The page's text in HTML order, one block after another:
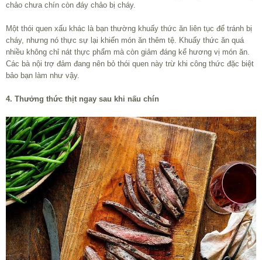
chảo chưa chín còn đáy chảo bị cháy.
Một thói quen xấu khác là bạn thường khuấy thức ăn liên tục để tránh bị
cháy, nhưng nó thực sự lại khiến món ăn thêm tệ. Khuấy thức ăn quá
nhiều không chỉ nát thực phẩm mà còn giảm đáng kể hương vị món ăn.
Các bà nội trợ đảm đang nên bỏ thói quen này trừ khi công thức đặc biệt
bảo bạn làm như vậy.
4. Thưởng thức thịt ngay sau khi nấu chín